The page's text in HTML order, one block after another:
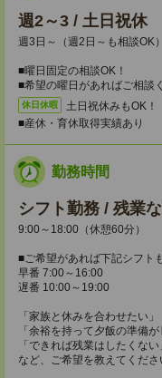
週2～3 / 土日祝休
週3日～（週2日～も相談OK）
■曜日固定の相談OK！
■希望の曜日があればご相談
休日休暇
土日祝休みもOK！
■産休・育休取得実績あり
勤務時間
シフト勤務 / 残業
9:00～18:00（休憩60分）
■ご希望があれば下記シフト
早番 7:00～16:00
遅番 10:00～19:00
「家族と休みを合わせたい」
「余裕を持って夕飯の準備が
「できれば残業はしたくない
など、ご希望を教えてくださ